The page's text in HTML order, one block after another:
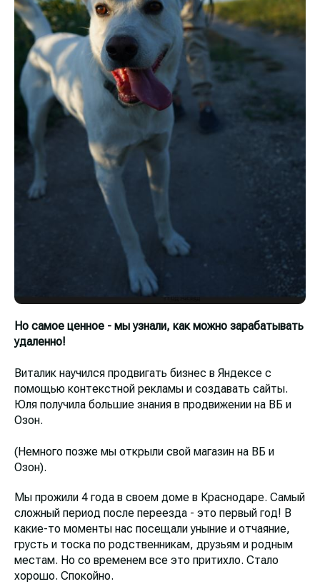
Но самое ценное - мы узнали, как можно зарабатывать
удаленно!
Виталик научился продвигать бизнес в Яндексе с
помощью контекстной рекламы и создавать сайты.
Юля получила большие знания в продвижении на ВБ и
Озон.
(Немного позже мы открыли свой магазин на ВБ и
Озон).
Мы прожили 4 года в своем доме в Краснодаре. Самый
сложный период после переезда - это первый год! В
какие-то моменты нас посещали уныние и отчаяние,
грусть и тоска по родственникам, друзьям и родным
местам. Но со временем все это притихло. Стало
хорошо. Спокойно.